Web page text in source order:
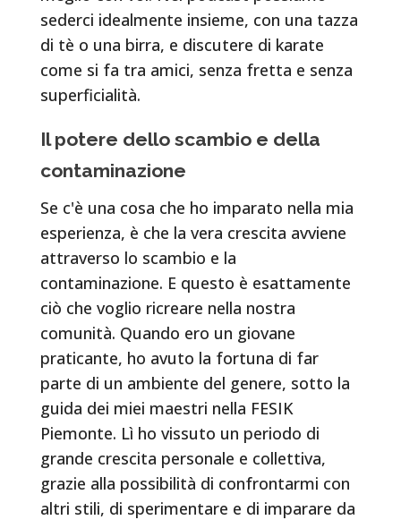
sederci idealmente insieme, con una tazza
di tè o una birra, e discutere di karate
come si fa tra amici, senza fretta e senza
superficialità.
Il potere dello scambio e della
contaminazione
Se c'è una cosa che ho imparato nella mia
esperienza, è che la vera crescita avviene
attraverso lo scambio e la
contaminazione. E questo è esattamente
ciò che voglio ricreare nella nostra
comunità. Quando ero un giovane
praticante, ho avuto la fortuna di far
parte di un ambiente del genere, sotto la
guida dei miei maestri nella FESIK
Piemonte. Lì ho vissuto un periodo di
grande crescita personale e collettiva,
grazie alla possibilità di confrontarmi con
altri stili, di sperimentare e di imparare da